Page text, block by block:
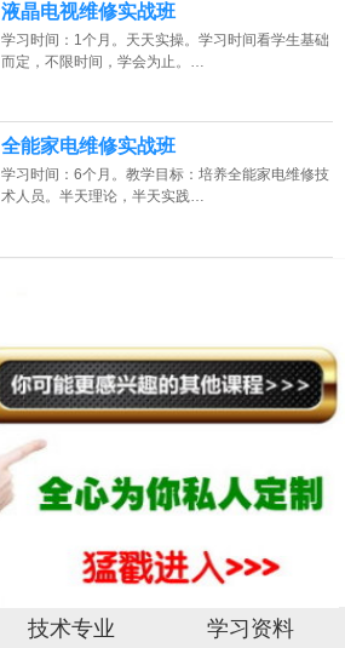
液晶电视维修实战班
学习时间：1个月。天天实操。学习时间看学生基础
而定，不限时间，学会为止。…
全能家电维修实战班
学习时间：6个月。教学目标：培养全能家电维修技
术人员。半天理论，半天实践…
技术专业 学习资料